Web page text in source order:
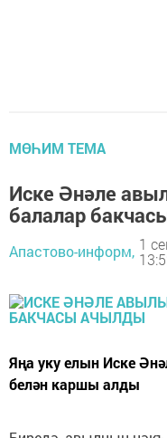
МӨҺИМ ТЕМА
Иске Әнәле
балалар
Апастово-информ, 1
Яңа уку елын Иске
белән каршы алды